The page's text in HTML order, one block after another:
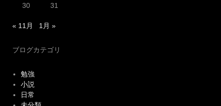
30
31
« 11月 1月 »
ブログカテゴリ
勉強
小説
日常